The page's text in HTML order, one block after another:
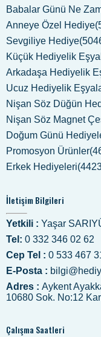
Babalar Günü Ne
Anneye Özel
Sevgiliye
Küçük Hediyelik
Arkadaşa Hediyelik
Ucuz Hediyelik
Nişan Söz Düğün
Nişan Söz Magnet
Doğum Günü
Promosyon
Erkek
İletişim Bilgileri
Yetkili : Yaşar
Tel: 0 332 346 02 62
Cep Tel : 0 533 467
E-Posta :
Adres : Aykent
10680 Sok. No:12
Çalışma Saatleri